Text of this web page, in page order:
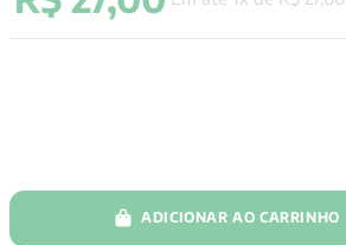
ADICIONAR AO CARRINHO